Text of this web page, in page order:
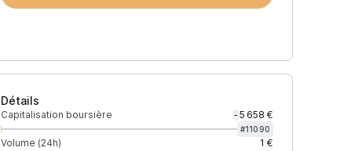
Détails
Capitalisation boursière - 5 658 €
#11090
Volume (24h)
1 €